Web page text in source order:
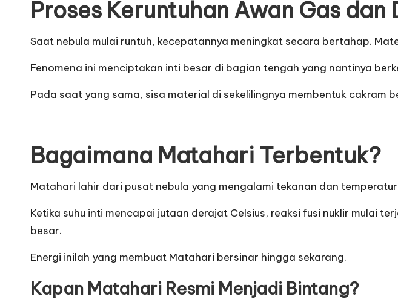
Proses Keruntuhan Awan Gas dan
Saat nebula mulai runtuh, kecepatannya meningkat secara bertahap.
Fenomena ini menciptakan inti besar di bagian tengah yang nantinya
Pada saat yang sama, sisa material di sekelilingnya membentuk cakram
Bagaimana Matahari Terbentuk?
Matahari lahir dari pusat nebula yang mengalami tekanan dan
Ketika suhu inti mencapai jutaan derajat Celsius, reaksi fusi nuklir mulai
besar.
Energi inilah yang membuat Matahari bersinar hingga sekarang.
Kapan Matahari Resmi Menjadi Bintang?